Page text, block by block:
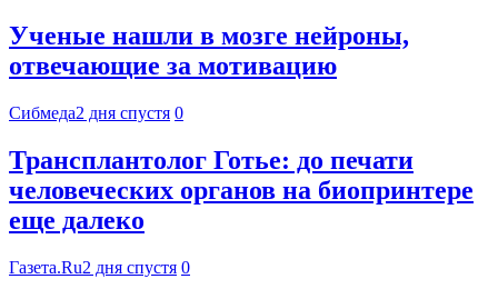
Ученые нашли в мозге нейроны,
отвечающие за мотивацию
Сибмеда2 дня спустя 0
Трансплантолог Готье: до печати
человеческих органов на биопринтере
еще далеко
Газета.Ru2 дня спустя 0